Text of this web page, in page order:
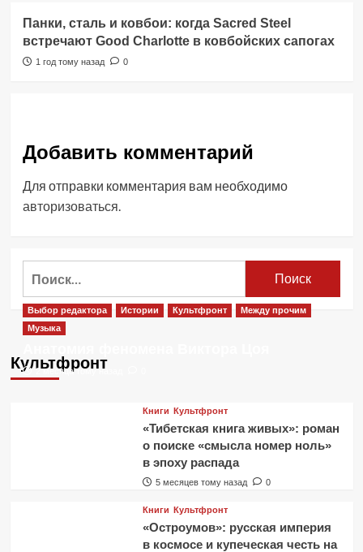
Панки, сталь и ковбои: когда Sacred Steel
встречают Good Charlotte в ковбойских сапогах
1 год тому назад 0
Добавить комментарий
Для отправки комментария вам необходимо
авторизоваться.
Культфронт
Выбор редактора Истории Культфронт
Между прочим
Музыка
2 месяца тому назад
Книги Культфронт
«Тибетская книга живых»: роман
о поиске «смысла номер ноль»
в эпоху распада
5 месяцев тому назад 0
Книги Культфронт
«Остроумов»: русская империя
в космосе и купеческая честь на